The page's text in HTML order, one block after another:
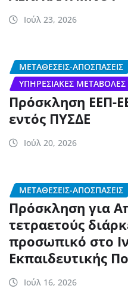
Ιούλ 23, 2026
ΜΕΤΑΘΈΣΕΙΣ-ΑΠΟΣΠΆΣΕΙΣ
ΥΠΗΡΕΣΙΑΚΈΣ ΜΕΤΑΒΟΛΈΣ
Πρόσκληση ΕΕΠ-
εντός ΠΥΣΔΕ
Ιούλ 20, 2026
ΜΕΤΑΘΈΣΕΙΣ-ΑΠΟΣΠΆΣΕΙΣ
Πρόσκληση για
τετραετούς
προσωπικό στο
Εκπαιδευτικής
Ιούλ 16, 2026